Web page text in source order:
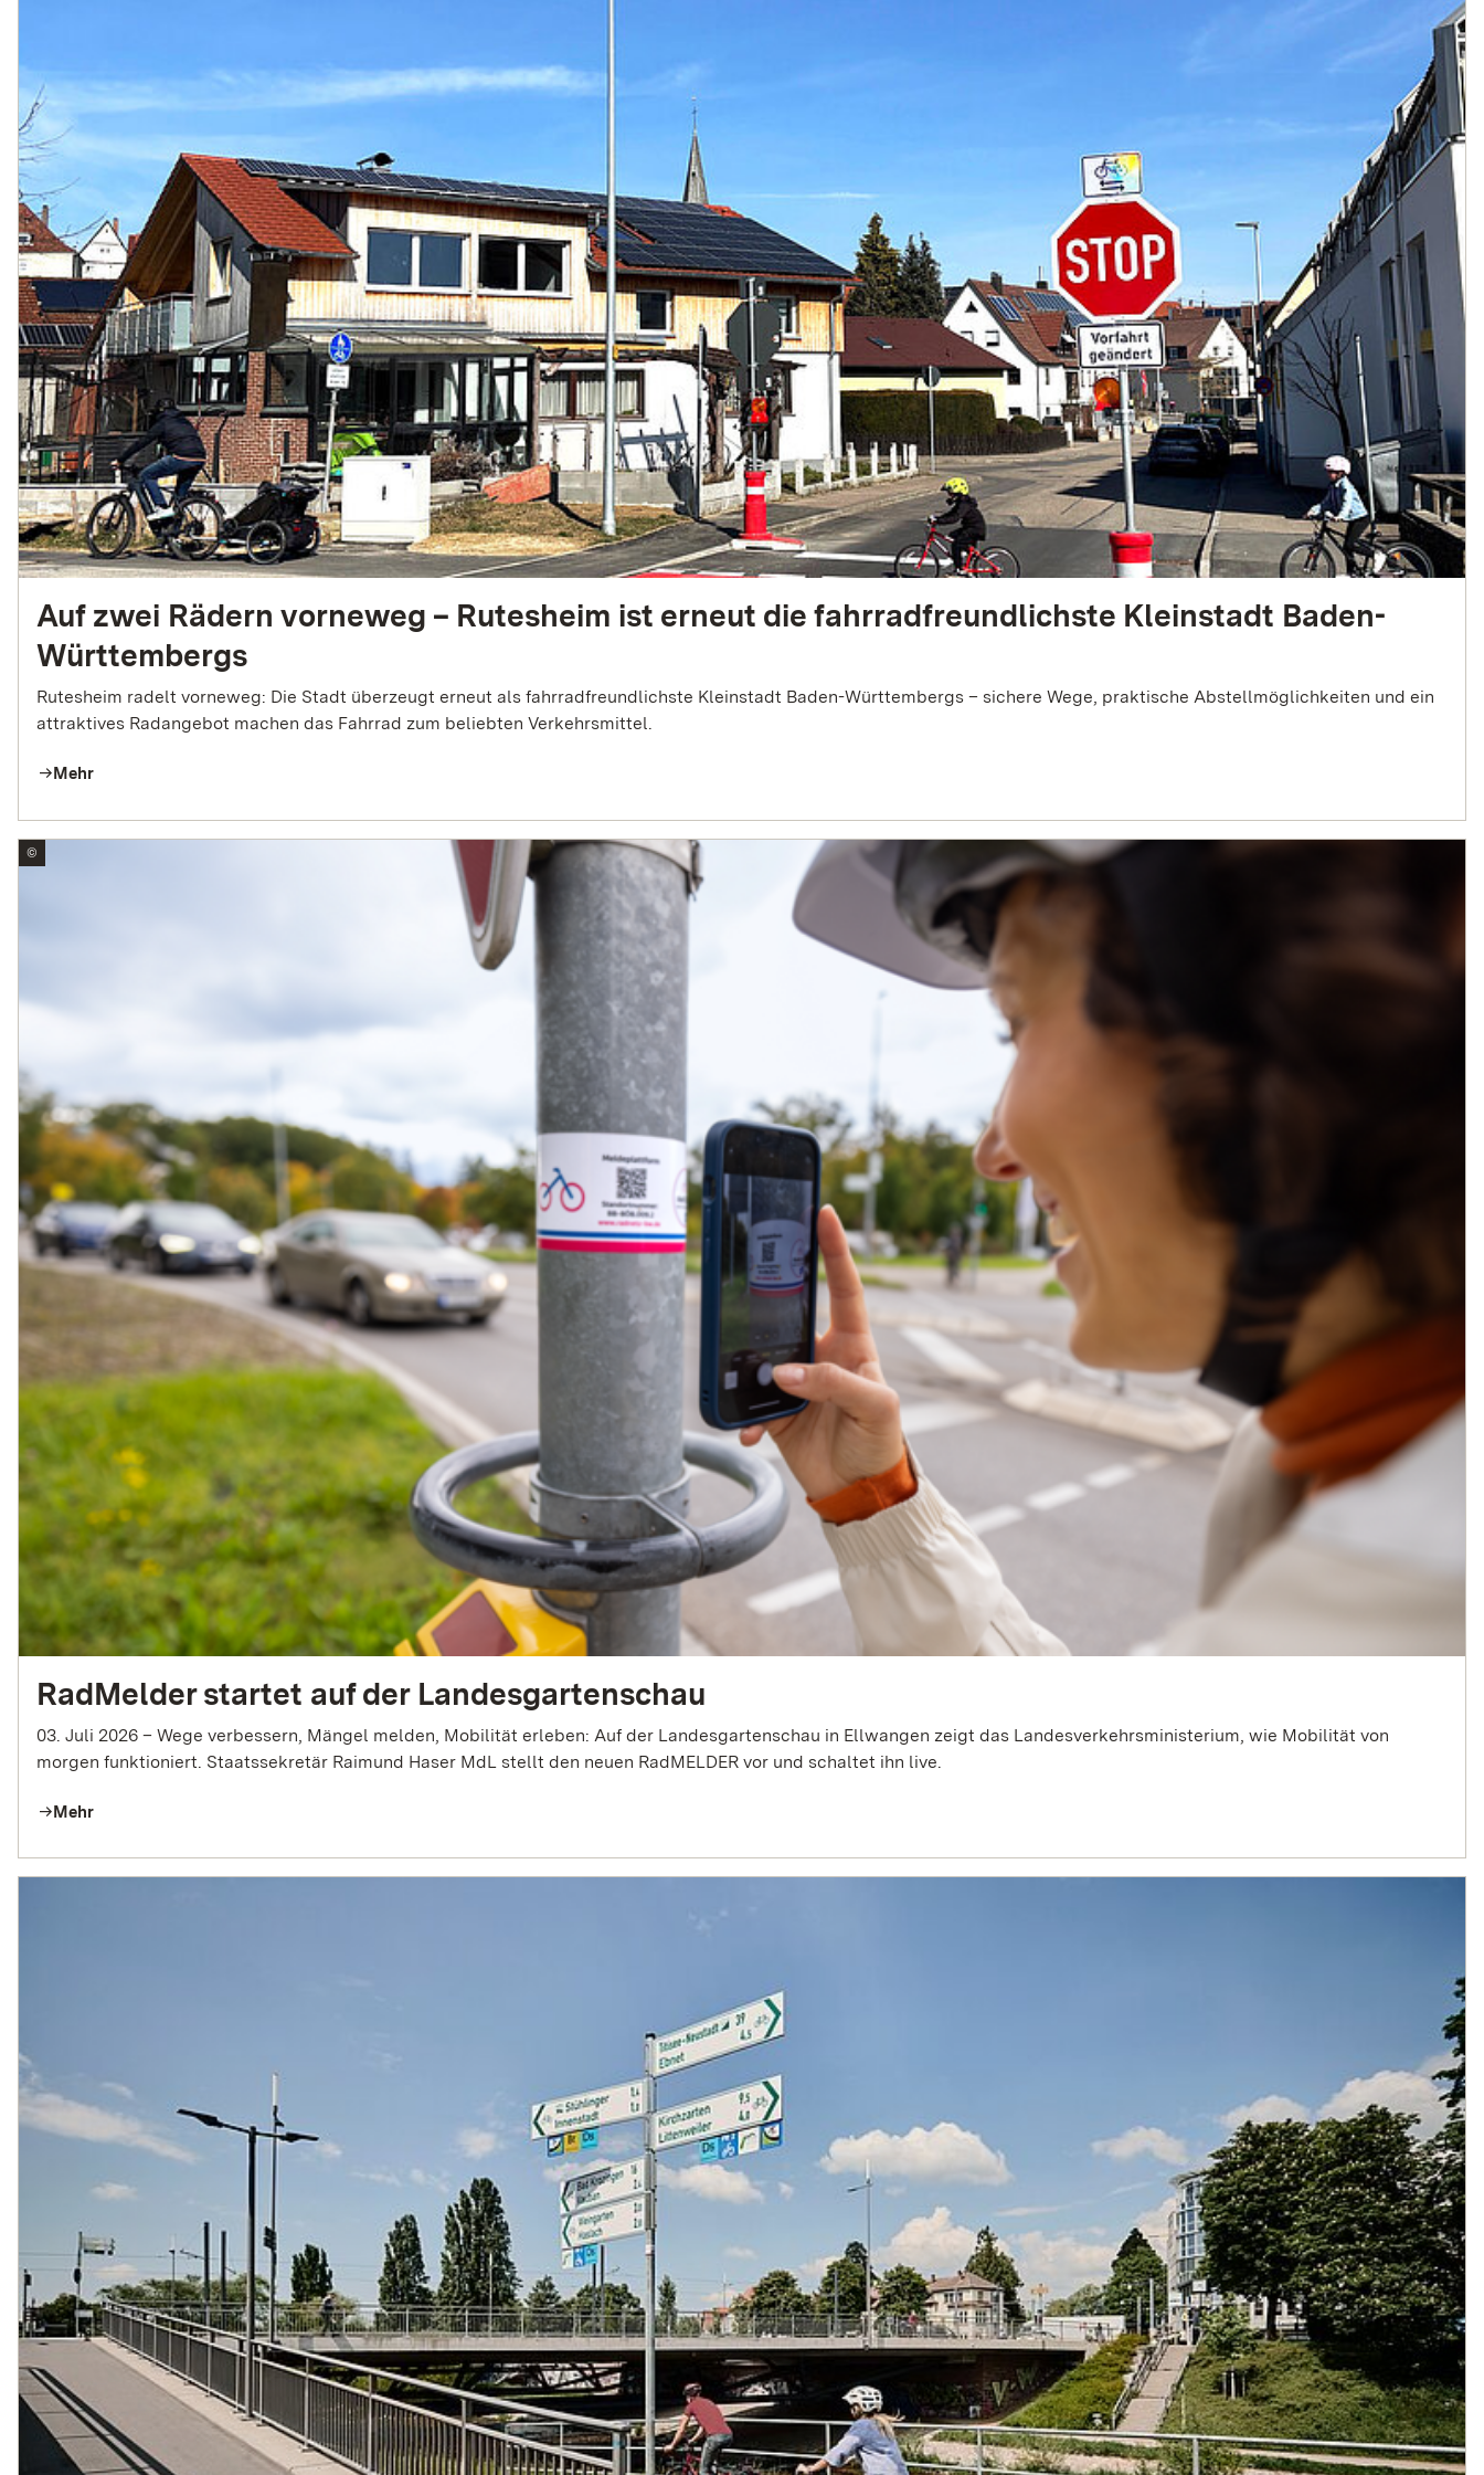
Auf zwei Rädern vorneweg – Rutesheim ist erneut die fahrradfreundlichste Kleinstadt Baden-
Württembergs
Rutesheim radelt vorneweg: Die Stadt überzeugt erneut als fahrradfreundlichste Kleinstadt Baden-Württembergs – sichere Wege, praktische Abstellmöglichkeiten und ein
attraktives Radangebot machen das Fahrrad zum beliebten Verkehrsmittel.
arrow_rightMehr
©
RadMelder startet auf der Landesgartenschau
03. Juli 2026 – Wege verbessern, Mängel melden, Mobilität erleben: Auf der Landesgartenschau in Ellwangen zeigt das Landesverkehrsministerium, wie Mobilität von
morgen funktioniert. Staatssekretär Raimund Haser MdL stellt den neuen RadMELDER vor und schaltet ihn live.
arrow_rightMehr
Zugriff auf diese Inhalte keiner manuellen
Zustimmung mehr.
Instagram
act, csrftoken, ds_user_id, ig_did,
mid, rur, sessionid, shbid, shbts,
spin, urlgen
Anbieter:
Instagram (Meta Platforms Ireland
Limited)
Zweck:
Wird verwendet, um Instagram-
Inhalte auf der Website
anzuzeigen und mit dem sozialen
Netzwerk zu interagieren. Dabei
können personenbezogene Daten
durch Instagram verarbeitet
werden.
Cookie
Laufzeit:
Variiert je nach Cookie (Session bis